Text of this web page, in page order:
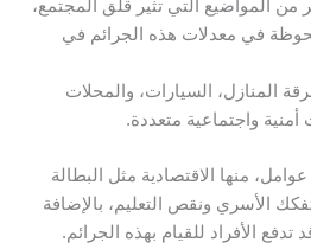
المواضيع التي تثير قلق المجتمع،
في معدلات هذه الجرائم في
المنازل، السيارات، والمحلات
أمنية واجتماعية متعددة.
منها الاقتصادية مثل البطالة
الأسري ونقص التعليم، بالإضافة
تدفع الأفراد للقيام بهذه الجرائم.